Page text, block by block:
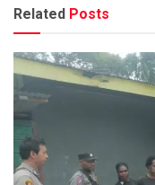
Related Posts